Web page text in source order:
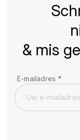
& mis
E-mailadres *